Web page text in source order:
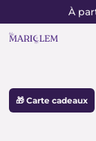
au
contenu
À
🎁 Carte cadeaux